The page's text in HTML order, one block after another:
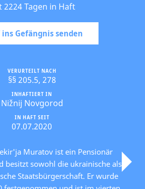
2224 Tagen in Haft
Gefängnis senden
IN HAFT SEIT
07.07.2020
INHAFTIERT IN
Nižnij Novgorod
VERURTEILT NACH
§§ 205.5, 278
Muratov ist ein Pensionär
besitzt sowohl die ukrainische als
Staatsbürgerschaft. Er wurde